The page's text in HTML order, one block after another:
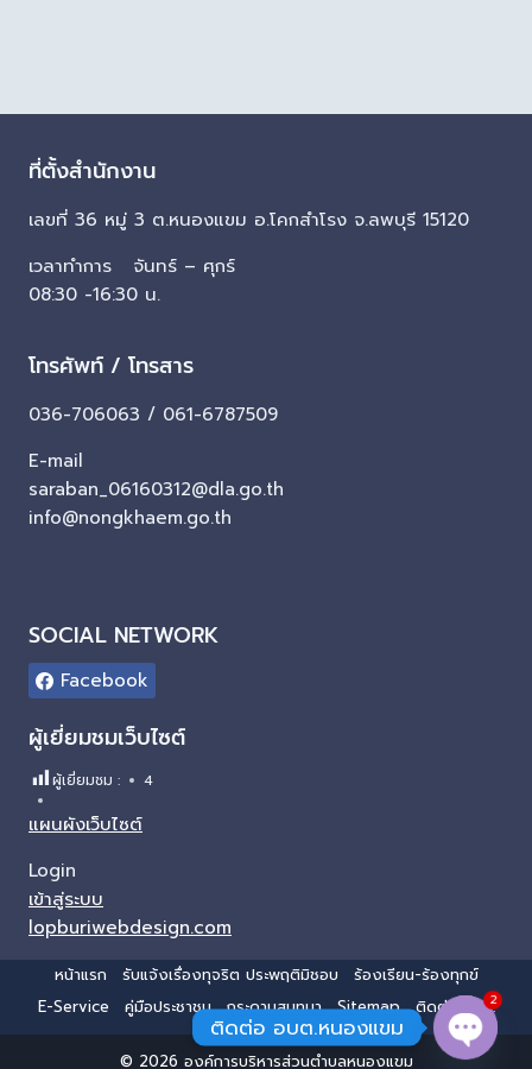
ที่ตั้งสำนักงาน
เลขที่ 36 หมู่ 3 ต.หนองแขม อ.โคกสำโรง จ.ลพบุรี 15120
เวลาทำการ จันทร์ – ศุกร์
08:30 -16:30 น.
โทรศัพท์ / โทรสาร
036-706063 / 061-6787509
E-mail
saraban_06160312@dla.go.th
info@nongkhaem.go.th
SOCIAL NETWORK
Facebook
ผู้เยี่ยมชมเว็บไซต์
ผู้เยี่ยมชม : 4
แผนผังเว็บไซต์
Login
เข้าสู่ระบบ
lopburiwebdesign.com
หน้าแรก รับแจ้งเรื่องทุจริต ประพฤติมิชอบ
ร้องเรียน-ร้องทุกข์
E-Service
คู่มือประชาชน กระดานสนทนา Sitemap ติดต่อ อบต.
© 2026 องค์การบริหารส่วนตำบลหนองแขม
ติดต่อ อบต.หนองแขม
2